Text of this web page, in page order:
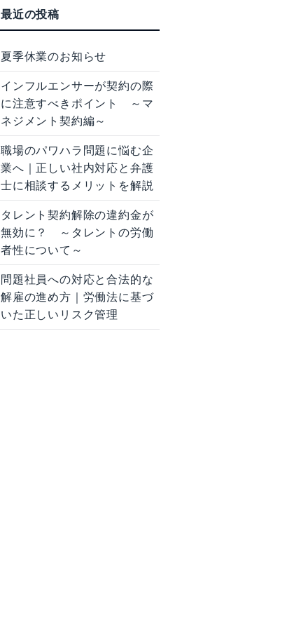
夏季休業のお知らせ
インフルエンサーが契約の際
に注意すべきポイント ～マ
ネジメント契約編～
職場のパワハラ問題に悩む企
業へ｜正しい社内対応と弁護
士に相談するメリットを解説
タレント契約解除の違約金が
無効に？ ～タレントの労働
者性について～
問題社員への対応と合法的な
解雇の進め方｜労働法に基づ
いた正しいリスク管理